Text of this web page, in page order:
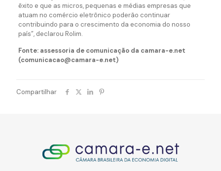
êxito e que as micros, pequenas e médias empresas que
atuam no comércio eletrônico poderão continuar
contribuindo para o crescimento da economia do nosso
país”, declarou Rolim.
Fonte: assessoria de comunicação da camara-e.net
(comunicacao@camara-e.net)
Compartilhar